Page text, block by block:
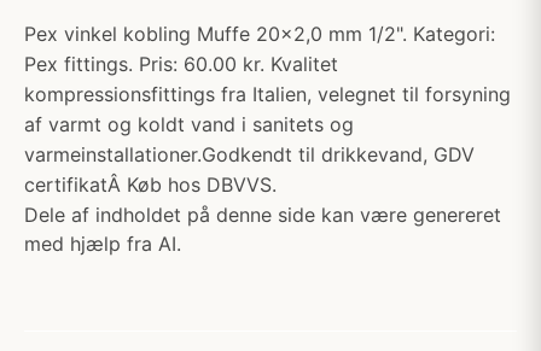
Pex vinkel kobling Muffe 20x2,0 mm 1/2". Kategori:
Pex fittings. Pris: 60.00 kr. Kvalitet
kompressionsfittings fra Italien, velegnet til forsyning
af varmt og koldt vand i sanitets og
varmeinstallationer.Godkendt til drikkevand, GDV
certifikatÂ Køb hos DBVVS.
Dele af indholdet på denne side kan være genereret
med hjælp fra AI.